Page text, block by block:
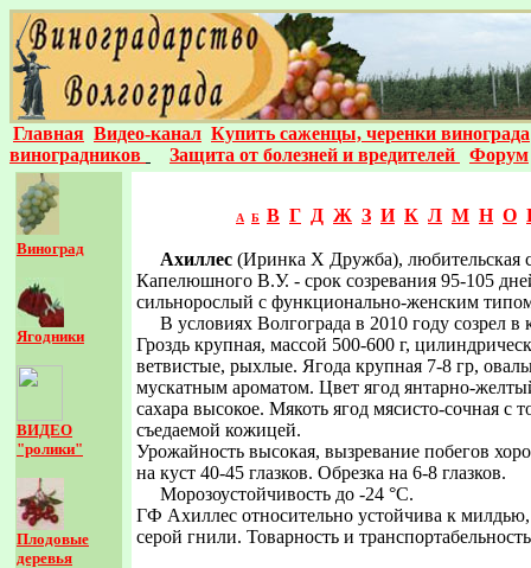
Главная Видео-канал Купить саженцы, черенки винограда
виноградников
Защита от болезней и вредителей Форум
Виноград
Ягодники
ВИДЕО
"ролики"
Плодовые
деревья
А Б В Г Д Ж З И К Л М Н О
Ахиллес (Иринка Х Дружба), любительская
Капелюшного В.У. - срок созревания 95-105
сильнорослый с функционально-женским
В условиях Волгограда в 2010 году созрел в
Гроздь крупная, массой 500-600 г,
ветвистые, рыхлые. Ягода крупная 7-8 гр,
мускатным ароматом. Цвет ягод янтарно-
сахара высокое. Мякоть ягод мясисто-сочная с
съедаемой кожицей.
Урожайность высокая, вызревание побегов
на куст 40-45 глазков. Обрезка на 6-8 глазков.
Морозоустойчивость до -24 °С.
ГФ Ахиллес относительно устойчива к
серой гнили. Товарность и